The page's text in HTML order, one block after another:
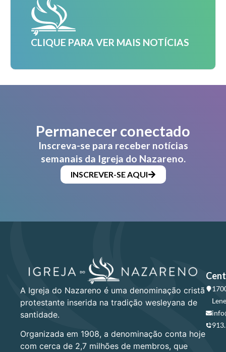
CLIQUE PARA VER MAIS NOTÍCIAS
Permanecer conectado
Inscreva-se para receber notícias
semanais da Igreja do Nazareno.
INSCREVER-SE AQUI
A Igreja do Nazareno é uma denominação cristã
protestante inserida na tradição wesleyana de
santidade.
Organizada em 1908, a denominação conta hoje
com cerca de 2,7 milhões de membros, que